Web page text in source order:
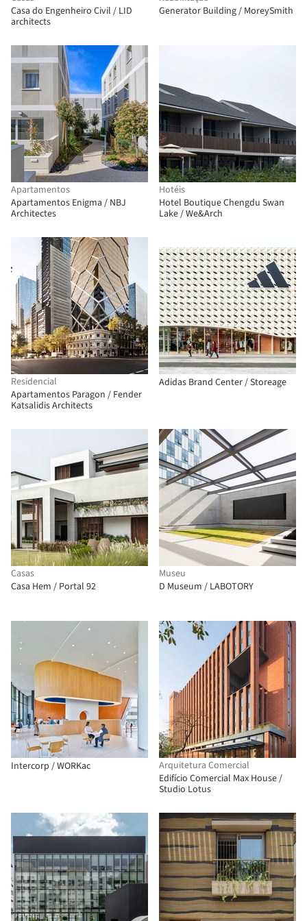
Casa do Engenheiro Civil / LID
architects
Generator Building / MoreySmith
Apartamentos
Apartamentos Enigma / NBJ
Architectes
Hotéis
Hotel Boutique Chengdu Swan
Lake / We&Arch
Residencial
Apartamentos Paragon / Fender
Katsalidis Architects
Adidas Brand Center / Storeage
Casas
Casa Hem / Portal 92
Museu
D Museum / LABOTORY
Intercorp / WORKac
Arquitetura Comercial
Edifício Comercial Max House /
Studio Lotus